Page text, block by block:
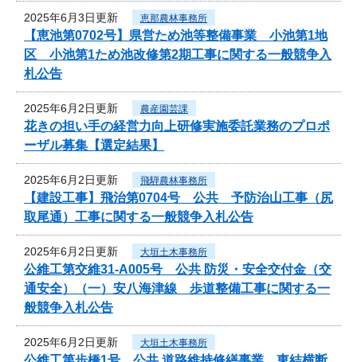
2025年6月3日更新 恵那農林事務所
【恵池第0702号】県営ため池等整備事業 小池第1地
区 小池第1ため池改修第2期工事に関する一般競争入
札公告
2025年6月2日更新 農産園芸課
花きの担い手の経営力向上研修実施委託業務のプロポ
ーザル募集【選定結果】
2025年6月2日更新 飛騨農林事務所
【建設工事】飛治第0704号 公共 予防治山工事（尻
取尾通）工事に関する一般競争入札公告
2025年6月2日更新 大垣土木事務所
公維工第交維31-A005号 公共 防災・安全交付金（交
通安全）（一）安八海津線 歩道整備工事に関する一
般競争入札公告
2025年6月2日更新 大垣土木事務所